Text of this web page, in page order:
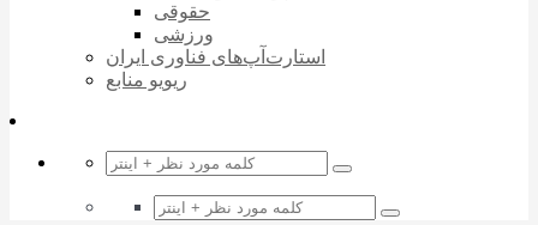
حقوقی
ورزشی
استارت‌آپ‌های فناوری ایران
ریویو منابع